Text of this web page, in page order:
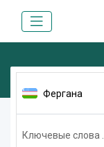
Фергана